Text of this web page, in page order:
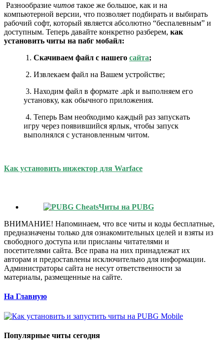
Разнообразие читов такое же большое, как и на
компьютерной версии, что позволяет подбирать и выбирать
рабочий софт, который является абсолютно “беспалевным” и
доступным. Теперь давайте конкретно разберем, как
установить читы на пабг мобайл:
1. Скачиваем файл с нашего сайта;
2. Извлекаем файл на Вашем устройстве;
3. Находим файл в формате .apk и выполняем его
установку, как обычного приложения.
4. Теперь Вам необходимо каждый раз запускать
игру через появившийся ярлык, чтобы запуск
выполнялся с установленным читом.
Как установить инжектор для Warface
Читы на PUBG
ВНИМАНИЕ! Напоминаем, что все читы и коды бесплатные,
предназначены только для ознакомительных целей и взяты из
свободного доступа или присланы читателями и
посетителями сайта. Все права на них принадлежат их
авторам и предоставлены исключительно для информации.
Администраторы сайта не несут ответственности за
материалы, размещенные на сайте.
На Главную
Популярные читы сегодня